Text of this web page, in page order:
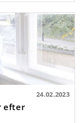
24.02.2023
efter